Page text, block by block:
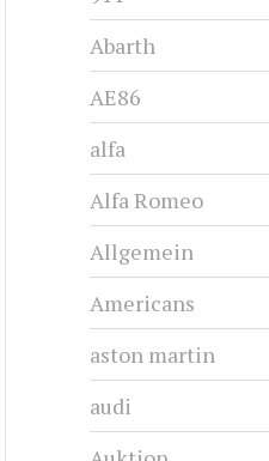
Abarth
AE86
alfa
Alfa Romeo
Allgemein
Americans
aston martin
audi